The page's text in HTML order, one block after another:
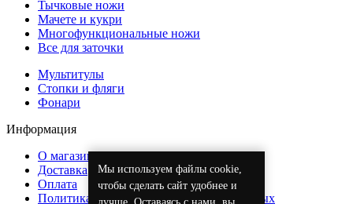
Мы используем файлы cookie,
чтобы сделать сайт удобнее и
Тычковые ножи
Мачете и кукри
Многофункциональные ножи
Все для заточки
Мультитулы
Стопки и фляги
Фонари
Информация
О магазине
Доставка
Оплата
Политика обработки персональных данных